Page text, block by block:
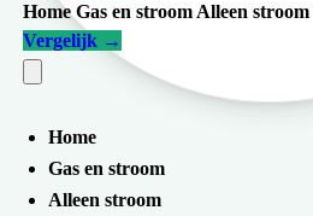
HomeGas en stroom Alleen stroom
Vergelijk →
Home
Gas en stroom
Alleen stroom